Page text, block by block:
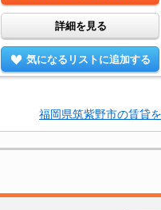
詳細を見る
気になるリストに追加する
福岡県筑紫野市の賃貸